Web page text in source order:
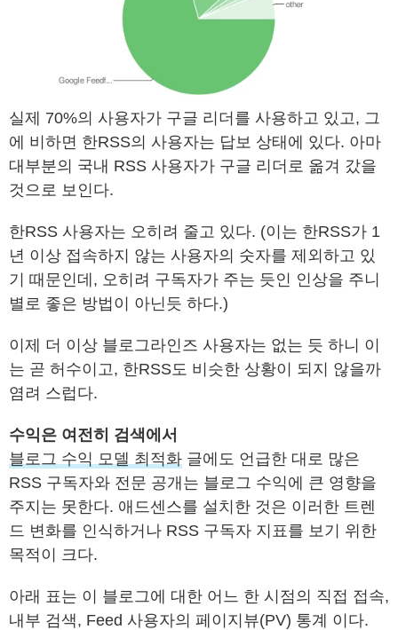
실제 70%의 사용자가 구글 리더를 사용하고 있고, 그
에 비하면 한RSS의 사용자는 답보 상태에 있다. 아마
대부분의 국내 RSS 사용자가 구글 리더로 옮겨 갔을
것으로 보인다.
한RSS 사용자는 오히려 줄고 있다. (이는 한RSS가 1
년 이상 접속하지 않는 사용자의 숫자를 제외하고 있
기 때문인데, 오히려 구독자가 주는 듯인 인상을 주니
별로 좋은 방법이 아닌듯 하다.)
이제 더 이상 블로그라인즈 사용자는 없는 듯 하니 이
는 곧 허수이고, 한RSS도 비슷한 상황이 되지 않을까
염려 스럽다.
수익은 여전히 검색에서
블로그 수익 모델 최적화 글에도 언급한 대로 많은
RSS 구독자와 전문 공개는 블로그 수익에 큰 영향을
주지는 못한다. 애드센스를 설치한 것은 이러한 트렌
드 변화를 인식하거나 RSS 구독자 지표를 보기 위한
목적이 크다.
아래 표는 이 블로그에 대한 어느 한 시점의 직접 접속,
내부 검색, Feed 사용자의 페이지뷰(PV) 통계 이다.